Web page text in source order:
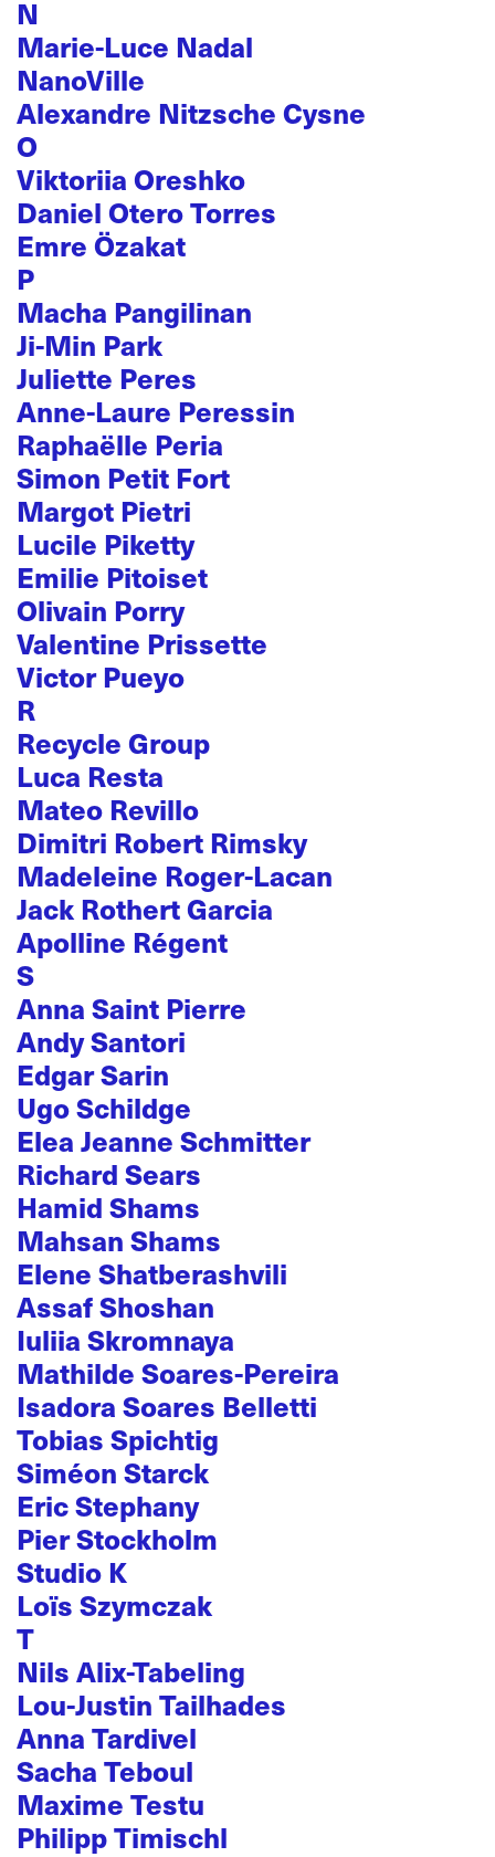
N
Marie-Luce Nadal
NanoVille
Alexandre Nitzsche Cysne
O
Viktoriia Oreshko
Daniel Otero Torres
Emre Özakat
P
Macha Pangilinan
Ji-Min Park
Juliette Peres
Anne-Laure Peressin
Raphaëlle Peria
Simon Petit Fort
Margot Pietri
Lucile Piketty
Emilie Pitoiset
Olivain Porry
Valentine Prissette
Victor Pueyo
R
Recycle Group
Luca Resta
Mateo Revillo
Dimitri Robert Rimsky
Madeleine Roger-Lacan
Jack Rothert Garcia
Apolline Régent
S
Anna Saint Pierre
Andy Santori
Edgar Sarin
Ugo Schildge
Elea Jeanne Schmitter
Richard Sears
Hamid Shams
Mahsan Shams
Elene Shatberashvili
Assaf Shoshan
Iuliia Skromnaya
Mathilde Soares-Pereira
Isadora Soares Belletti
Tobias Spichtig
Siméon Starck
Eric Stephany
Pier Stockholm
Studio K
Loïs Szymczak
T
Nils Alix-Tabeling
Lou-Justin Tailhades
Anna Tardivel
Sacha Teboul
Maxime Testu
Philipp Timischl